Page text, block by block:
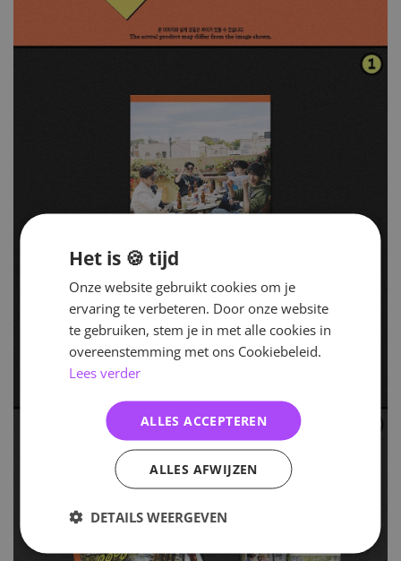
Het is 🍪 tijd
Onze website gebruikt cookies om je
ervaring te verbeteren. Door onze website
te gebruiken, stem je in met alle cookies in
overeenstemming met ons Cookiebeleid.
Lees verder
ALLES ACCEPTEREN
ALLES AFWIJZEN
DETAILS WEERGEVEN